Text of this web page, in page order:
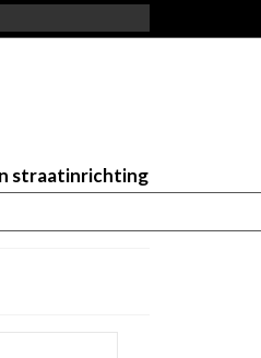
straatinrichting